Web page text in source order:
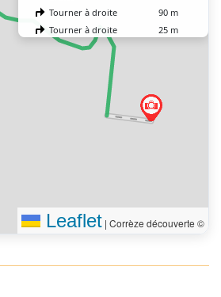
Tourner à droite
90 m
Tourner à droite
25 m
Tourner légèrement à
Vous êtes arrivé à votre
destination, sur la gauche
Leaflet | Corrèze découverte ©